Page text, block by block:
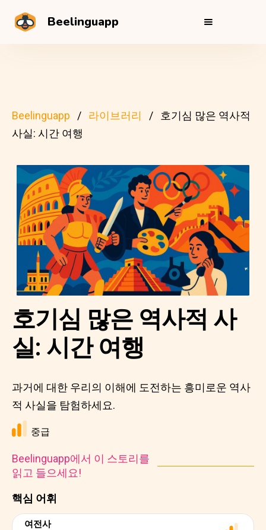
Beelinguapp
Beelinguapp 라이브러리
호기심 많은 역사적
사실: 시간 여행
핵심 어휘
여전사
호기심 많은 역사적 사
실: 시간 여행
과거에 대한 우리의 이해에 도전하는 흥미로운 역사
적 사실을 탐험하세요.
중급
Beelinguapp에서 이 스토리를
읽고 들으세요!